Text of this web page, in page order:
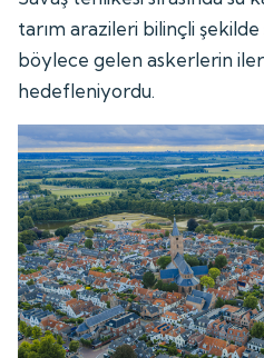
tarım arazileri bilinçli şekilde
böylece gelen askerlerin
hedefleniyordu.